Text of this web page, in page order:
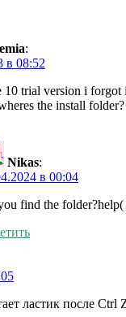
:
в 08:52
10 trial version i forgot
the install folder?
Nikas:
в 00:04
find the folder?help(
ластик после Ctrl